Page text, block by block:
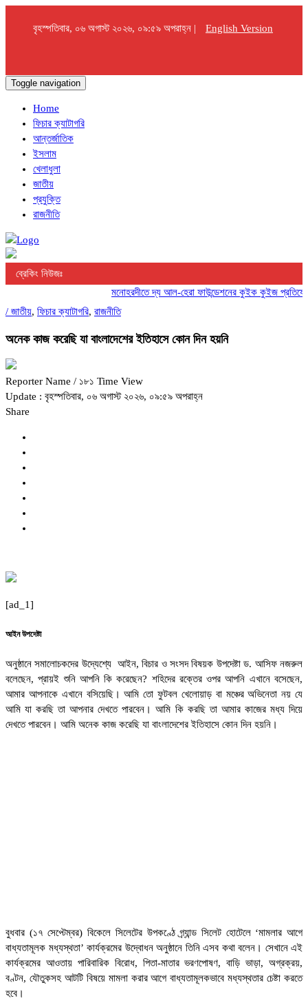
বৃহস্পতিবার, ০৬ অগাস্ট ২০২৬, ০৯:৫৯ অপরাহ্ন | English Version
Toggle navigation
Home
ফিচার ক্যাটাগরি
আন্তর্জাতিক
ইসলাম
খেলাধুলা
জাতীয়
প্রযুক্তি
রাজনীতি
ব্রেকিং নিউজঃ
মনোহরদীতে দ্য আল-হেরা ফাউন্ডেশনের কুইক কুইজ
/ জাতীয়, ফিচার ক্যাটাগরি, রাজনীতি
অনেক কাজ করেছি যা বাংলাদেশের ইতিহাসে কোন দিন হয়নি
Reporter Name / ১৮১ Time View
Update : বৃহস্পতিবার, ০৬ অগাস্ট ২০২৬, ০৯:৫৯ অপরাহ্ন
Share
[ad_1]
আইন উপদেষ্টা
অনুষ্ঠানে সমালোচকদের উদ্যেশ্যে আইন, বিচার ও সংসদ বিষয়ক উপদেষ্টা ড. আসিফ নজরুল
বলেছেন, প্রায়ই শুনি আপনি কি করেছেন? শহিদের রক্তের ওপর আপনি এখানে বসেছেন,
আমার আপনাকে এখানে বসিয়েছি। আমি তো ফুটবল খেলোয়াড় বা মঞ্চের অভিনেতা নয় যে
আমি যা করছি তা আপনার দেখতে পারবেন। আমি কি করছি তা আমার কাজের মধ্য দিয়ে
দেখতে পারবেন। আমি অনেক কাজ করেছি যা বাংলাদেশের ইতিহাসে কোন দিন হয়নি।
বুধবার (১৭ সেপ্টেম্বর) বিকেলে সিলেটের উপকণ্ঠে গ্র্যান্ড সিলেট হোটেলে ‘মামলার আগে
বাধ্যতামূলক মধ্যস্থতা’ কার্যক্রমের উদ্বোধন অনুষ্ঠানে তিনি এসব কথা বলেন। সেখানে এই
কার্যক্রমের আওতায় পারিবারিক বিরোধ, পিতা-মাতার ভরণপোষণ, বাড়ি ভাড়া, অগ্রক্রয়,
বণ্টন, যৌতুকসহ আটটি বিষয়ে মামলা করার আগে বাধ্যতামূলকভাবে মধ্যস্থতার চেষ্টা করতে
হবে।